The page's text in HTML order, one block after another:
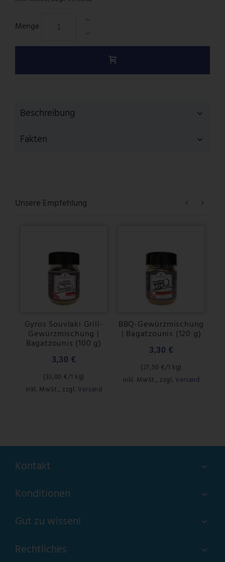
Menge
Beschreibung
Fakten
Unsere Empfehlung
Gyros Souvlaki Grill-
Gewürzmischung |
Bagatzounis (100 g)
3,30 €
(33,00 €/1 kg)
inkl. MwSt., zzgl. Versand
BBQ-Gewürzmischung
| Bagatzounis (120 g)
3,30 €
(27,50 €/1 kg)
inkl. MwSt., zzgl. Versand
Kontakt
Konditionen
Gut zu wissen!
Rechtliches